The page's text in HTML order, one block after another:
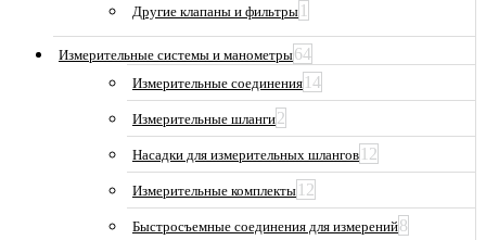
Другие клапаны и фильтры 1
Измерительные системы и манометры64
Измерительные соединения 14
Измерительные шланги2
Насадки для измерительных шлангов 12
Измерительные комплекты 12
Быстросъемные соединения для измерений8